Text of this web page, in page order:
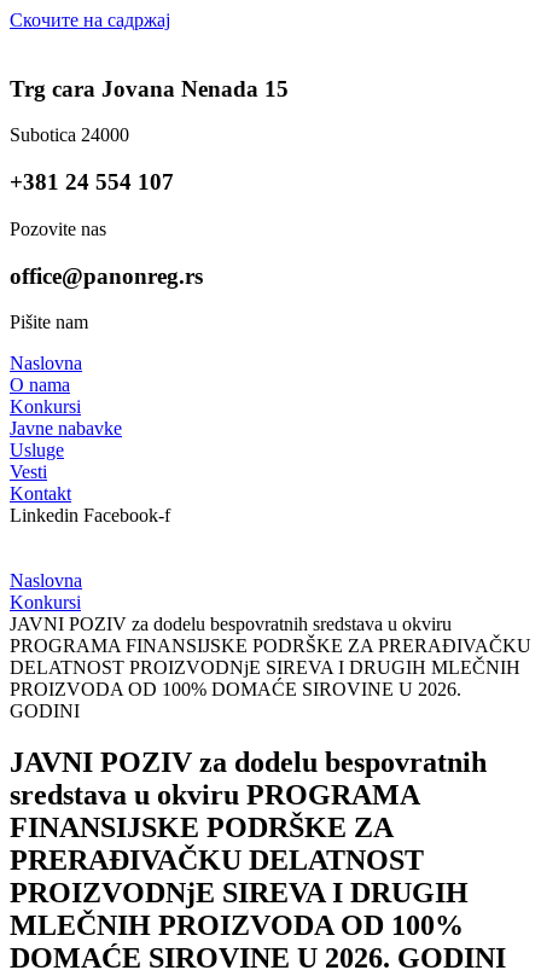
Скочите на садржај
Trg cara Jovana Nenada 15
Subotica 24000
+381 24 554 107
Pozovite nas
office@panonreg.rs
Pišite nam
Naslovna
O nama
Konkursi
Javne nabavke
Usluge
Vesti
Kontakt
Linkedin Facebook-f
Naslovna
Konkursi
JAVNI POZIV za dodelu bespovratnih sredstava u okviru
PROGRAMA FINANSIJSKE PODRŠKE ZA PRERAĐIVAČKU
DELATNOST PROIZVODNjE SIREVA I DRUGIH MLEČNIH
PROIZVODA OD 100% DOMAĆE SIROVINE U 2026.
GODINI
JAVNI POZIV za dodelu bespovratnih
sredstava u okviru PROGRAMA
FINANSIJSKE PODRŠKE ZA
PRERAĐIVAČKU DELATNOST
PROIZVODNjE SIREVA I DRUGIH
MLEČNIH PROIZVODA OD 100%
DOMAĆE SIROVINE U 2026. GODINI